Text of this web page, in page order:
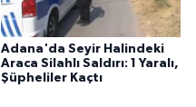
Adana'da Seyir Halindeki
Araca Silahlı Saldırı: 1 Yaralı,
Şüpheliler Kaçtı